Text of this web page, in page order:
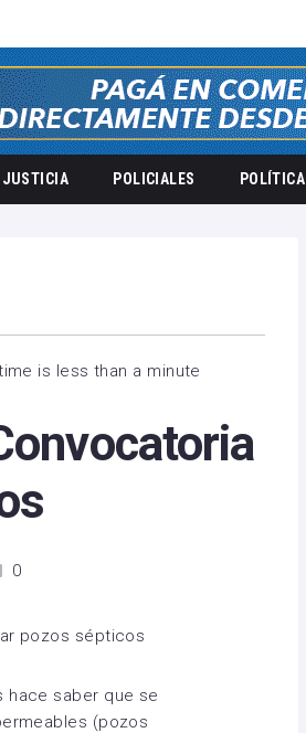
JUSTICIA POLICIALES POLÍTICA
is less than a minute
0
hace saber que se
(pozos